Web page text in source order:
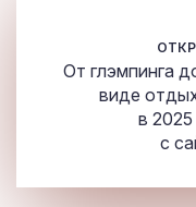
От глэмпинга
виде
в
с